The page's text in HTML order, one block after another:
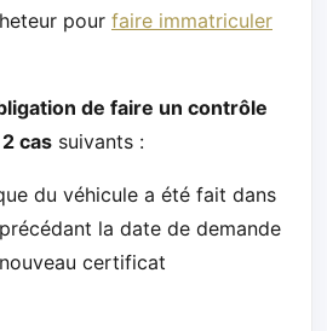
pour faire immatriculer
de faire un contrôle
2 cas suivants :
du véhicule a été fait dans
la date de demande
certificat